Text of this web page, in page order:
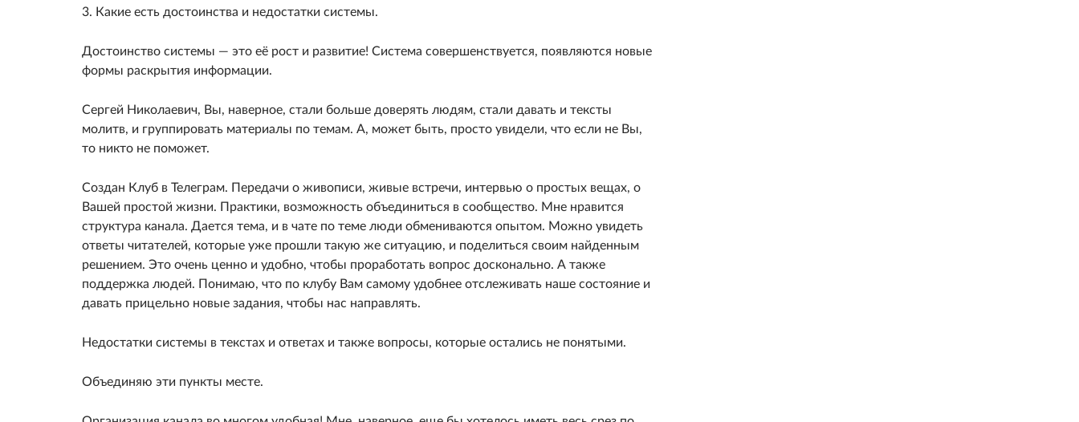
3. Какие есть достоинства и недостатки системы.
Достоинство системы — это её рост и развитие! Система совершенствуется, появляются новые
формы раскрытия информации.
Сергей Николаевич, Вы, наверное, стали больше доверять людям, стали давать и тексты
молитв, и группировать материалы по темам. А, может быть, просто увидели, что если не Вы,
то никто не поможет.
Создан Клуб в Телеграм. Передачи о живописи, живые встречи, интервью о простых вещах, о
Вашей простой жизни. Практики, возможность объединиться в сообщество. Мне нравится
структура канала. Дается тема, и в чате по теме люди обмениваются опытом. Можно увидеть
ответы читателей, которые уже прошли такую же ситуацию, и поделиться своим найденным
решением. Это очень ценно и удобно, чтобы проработать вопрос досконально. А также
поддержка людей. Понимаю, что по клубу Вам самому удобнее отслеживать наше состояние и
давать прицельно новые задания, чтобы нас направлять.
Недостатки системы в текстах и ответах и также вопросы, которые остались не понятыми.
Объединяю эти пункты месте.